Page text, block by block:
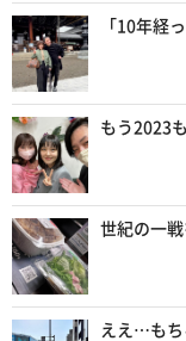
「10年経
もう2023
世紀の一
ええ…もち